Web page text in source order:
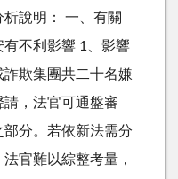
說明： 一、有關
有不利影響 1、影響
欺集團共二十名嫌
，法官可通盤審
分。若依新法需分
官難以綜整考量，